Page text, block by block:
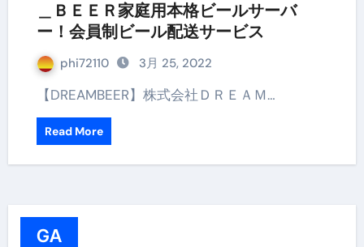
＿ＢＥＥＲ家庭用本格ビールサーバ
ー！会員制ビール配送サービス
phi72110 3月 25, 2022
【DREAMBEER】株式会社ＤＲＥＡＭ…
Read More
GA